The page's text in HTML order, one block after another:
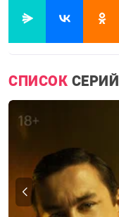
СПИСОК СЕРИЙ